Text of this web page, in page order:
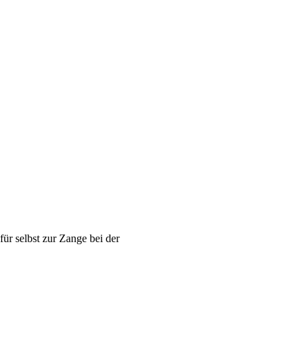
selbst zur Zange bei der